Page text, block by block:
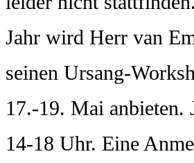
Jahr wird Herr van
seinen Ursang-
17.-19. Mai anbieten.
14-18 Uhr. Eine